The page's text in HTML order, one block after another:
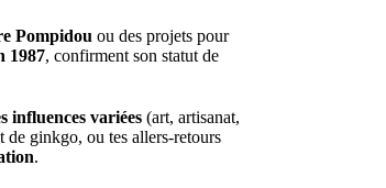
Pompidou ou des projets pour
1987, confirment son statut de
influences variées (art, artisanat,
de ginkgo, ou tes allers-retours
.